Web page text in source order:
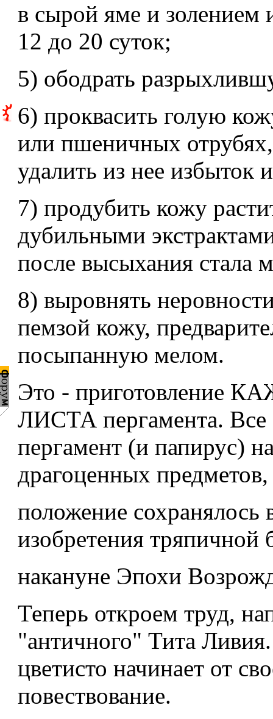
в сырой яме и золением
12 до 20 суток;
5) ободрать
6) проквасить голую
или пшеничных
удалить из нее избыток
7) продубить кожу
дубильными
после высыхания стала
8) выровнять
пемзой кожу,
посыпанную мелом.
Это - приготовление
ЛИСТА пергамента. Все
пергамент (и папирус)
драгоценных предметов,
положение сохранялось
изобретения тряпичной
накануне Эпохи
Теперь откроем труд,
"античного" Тита
цветисто начинает от
повествование.